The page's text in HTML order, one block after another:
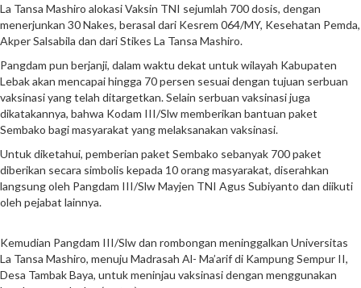
La Tansa Mashiro alokasi Vaksin TNI sejumlah 700 dosis, dengan
menerjunkan 30 Nakes, berasal dari Kesrem 064/MY, Kesehatan Pemda,
Akper Salsabila dan dari Stikes La Tansa Mashiro.
Pangdam pun berjanji, dalam waktu dekat untuk wilayah Kabupaten
Lebak akan mencapai hingga 70 persen sesuai dengan tujuan serbuan
vaksinasi yang telah ditargetkan. Selain serbuan vaksinasi juga
dikatakannya, bahwa Kodam III/Slw memberikan bantuan paket
Sembako bagi masyarakat yang melaksanakan vaksinasi.
Untuk diketahui, pemberian paket Sembako sebanyak 700 paket
diberikan secara simbolis kepada 10 orang masyarakat, diserahkan
langsung oleh Pangdam III/Slw Mayjen TNI Agus Subiyanto dan diikuti
oleh pejabat lainnya.
Kemudian Pangdam III/Slw dan rombongan meninggalkan Universitas
La Tansa Mashiro, menuju Madrasah Al- Ma’arif di Kampung Sempur II,
Desa Tambak Baya, untuk meninjau vaksinasi dengan menggunakan